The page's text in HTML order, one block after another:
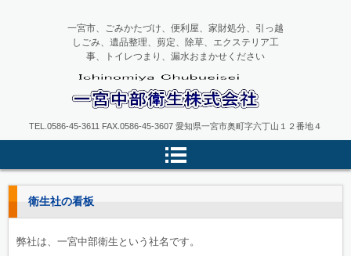
一宮中部衛生
一宮市、ごみかたづけ、便利屋、家財処分、引っ越
しごみ、遺品整理、剪定、除草、エクステリア工
事、トイレつまり、漏水おまかせください
TEL.0586-45-3611 FAX.0586-45-3607 愛知県一宮市奥町字六丁山１２番地４
衛生社の看板
弊社は、一宮中部衛生という社名です。